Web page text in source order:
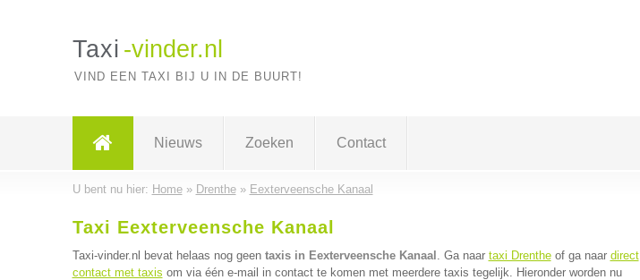
Taxi -vinder.nl
VIND EEN TAXI BIJ U IN DE BUURT!
Nieuws Zoeken Contact
U bent nu hier: Home» Drenthe» Eexterveensche Kanaal
Taxi Eexterveensche Kanaal
Taxi-vinder.nl bevat helaas nog geen taxis in Eexterveensche Kanaal . Ga naar taxi Drentheof ga naar direct
contact met taxis om via één e-mail in contact te komen met meerdere taxis tegelijk. Hieronder worden nu